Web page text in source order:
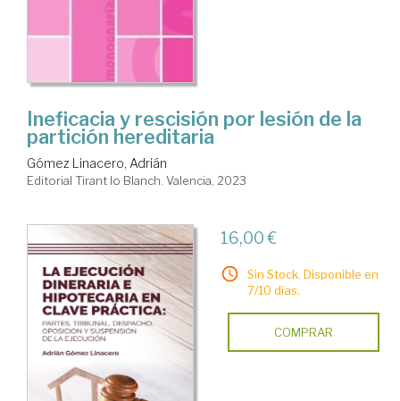
Ineficacia y rescisión por lesión de la
partición hereditaria
Gómez Linacero, Adrián
Editorial Tirant lo Blanch. Valencia, 2023
16,00 €
Sin Stock. Disponible en
7/10 días.
COMPRAR